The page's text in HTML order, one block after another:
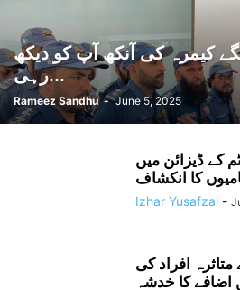
لگے کیمرہ کی آنکھ آپ کو دیکھ
رہی...
Rameez Sandhu - June 5, 2025
کے ڈیزائن میں
کا انکشاف
Izhar Yusafzai -
افراد کی